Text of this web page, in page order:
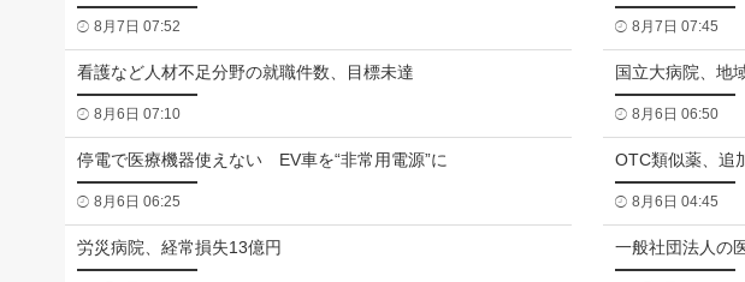
8月7日 07:52 8月7日 07:45
看護など人材不足分野の就職件数、目標未達
8月6日 07:10
国立大病院、地
8月6日 06:50
停電で医療機器使えない EV車を“非常用電源”に
8月6日 06:25
OTC類似薬、追
8月6日 04:45
労災病院、経常損失13億円 一般社団法人の